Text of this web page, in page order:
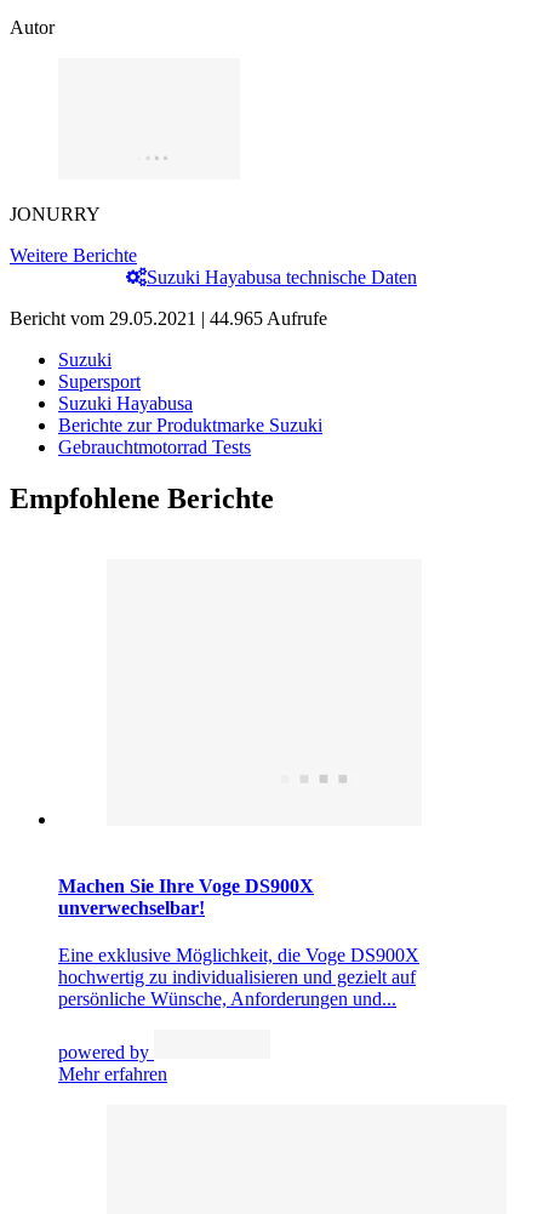
Autor
JONURRY
Weitere Berichte
Suzuki Hayabusa technische Daten
Bericht vom 29.05.2021 | 44.965 Aufrufe
Suzuki
Supersport
Suzuki Hayabusa
Berichte zur Produktmarke Suzuki
Gebrauchtmotorrad Tests
Empfohlene Berichte
Machen Sie Ihre Voge DS900X
unverwechselbar!
Eine exklusive Möglichkeit, die Voge DS900X
hochwertig zu individualisieren und gezielt auf
persönliche Wünsche, Anforderungen und...
powered by
Mehr erfahren